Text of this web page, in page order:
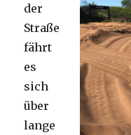
der
Straße
fährt
es
sich
über
lange